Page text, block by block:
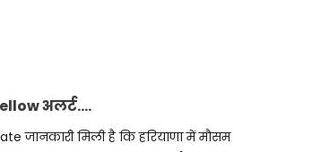
अलर्ट….
जानकारी मिली है कि हरियाणा में मौसम